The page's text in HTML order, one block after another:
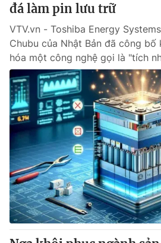
đá làm pin lưu trữ
VTV.vn - Toshiba Energy
Chubu của Nhật Bản đã công
hóa một công nghệ gọi là "tích